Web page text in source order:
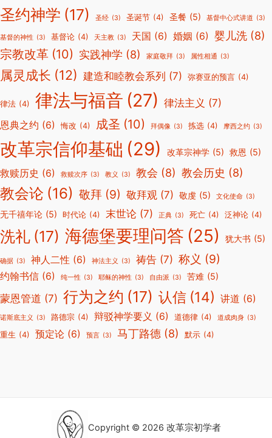
圣约神学 (17) 圣经 (3) 圣诞节 (4) 圣餐 (5) 基督中心式讲道 (3)
基督的神性 (3) 基督论 (4) 天主教 (3) 天国 (6) 婚姻 (6) 婴儿洗 (8)
宗教改革 (10) 实践神学 (8) 家庭敬拜 (3) 属性相通 (3)
属灵成长 (12) 建造和睦教会系列 (7) 弥赛亚的预言 (4)
律法 (4) 律法与福音 (27) 律法主义 (7)
恩典之约 (6) 悔改 (4) 成圣 (10) 拜偶像 (3) 拣选 (4) 摩西之约 (3)
改革宗信仰基础 (29) 改革宗神学 (5) 救恩 (5)
救赎历史 (6) 救赎次序 (3) 教义 (3) 教会 (8) 教会历史 (8)
教会论 (16) 敬拜 (9) 敬拜观 (7) 敬虔 (5) 文化使命 (3)
无千禧年论 (5) 时代论 (4) 末世论 (7) 正典 (3) 死亡 (4) 泛神论 (4)
洗礼 (17) 海德堡要理问答 (25) 犹大书 (5)
确据 (3) 神人二性 (6) 神法主义 (3) 祷告 (7) 称义 (9)
约翰书信 (6) 纯一性 (3) 耶稣的神性 (3) 自由派 (3) 苦难 (5)
蒙恩管道 (7) 行为之约 (17) 认信 (14) 讲道 (6)
诺斯底主义 (3) 路德宗 (4) 辩驳神学要义 (6) 道德律 (4) 道成肉身 (3)
重生 (4) 预定论 (6) 预言 (3) 马丁路德 (8) 默示 (4)
Copyright © 2026 改革宗初学者